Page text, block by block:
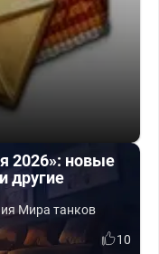
2026»: новые
другие
Мира танков
10